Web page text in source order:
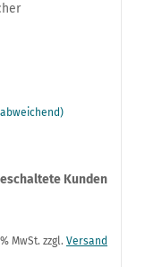
Kunden
MwSt. zzgl. Versand